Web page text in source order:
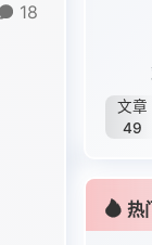
18
文章
49
热